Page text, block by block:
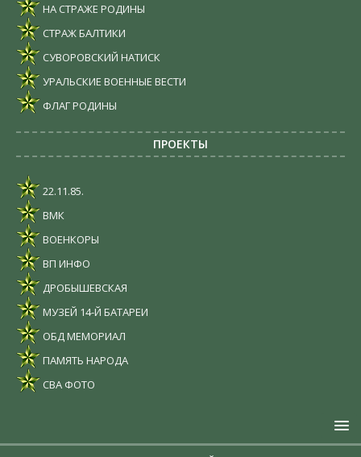
НА СТРАЖЕ РОДИНЫ
СТРАЖ БАЛТИКИ
СУВОРОВСКИЙ НАТИСК
УРАЛЬСКИЕ ВОЕННЫЕ ВЕСТИ
ФЛАГ РОДИНЫ
ПРОЕКТЫ
22.11.85.
ВМК
ВОЕНКОРЫ
ВП ИНФО
ДРОБЫШЕВСКАЯ
МУЗЕЙ 14-Й БАТАРЕИ
ОБД МЕМОРИАЛ
ПАМЯТЬ НАРОДА
СВА ФОТО